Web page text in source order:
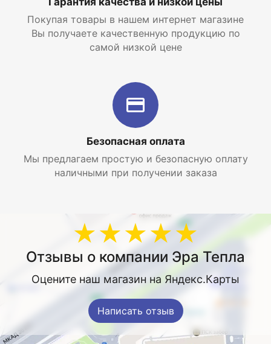
Покупая товары в нашем интернет магазине
Вы получаете качественную продукцию по
самой низкой цене
Безопасная оплата
Мы предлагаем простую и безопасную оплату
наличными при получении заказа
★★★★★
Отзывы о компании Эра Тепла
Оцените наш магазин на Яндекс.Карты
Написать отзыв